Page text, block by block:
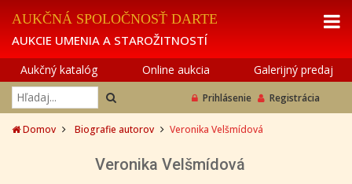
AUKČNÁ SPOLOČNOSŤ DARTE
AUKCIE UMENIA A STAROŽITNOSTÍ
Aukčný katalóg Online aukcia Galerijný predaj
Prihlásenie Registrácia
Domov Biografie autorov Veronika Velšmídová
Veronika Velšmídová